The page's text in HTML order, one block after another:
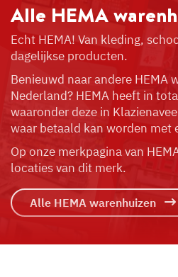
Alle HEMA
Echt HEMA! Van kleding,
dagelijkse producten.
Benieuwd naar andere HEMA
Nederland? HEMA heeft in
waaronder deze in
waar betaald kan worden met
Op onze merkpagina van
locaties van dit merk.
Alle HEMA warenhuizen